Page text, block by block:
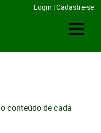
Login |Cadastre-se
conteúdo de cada